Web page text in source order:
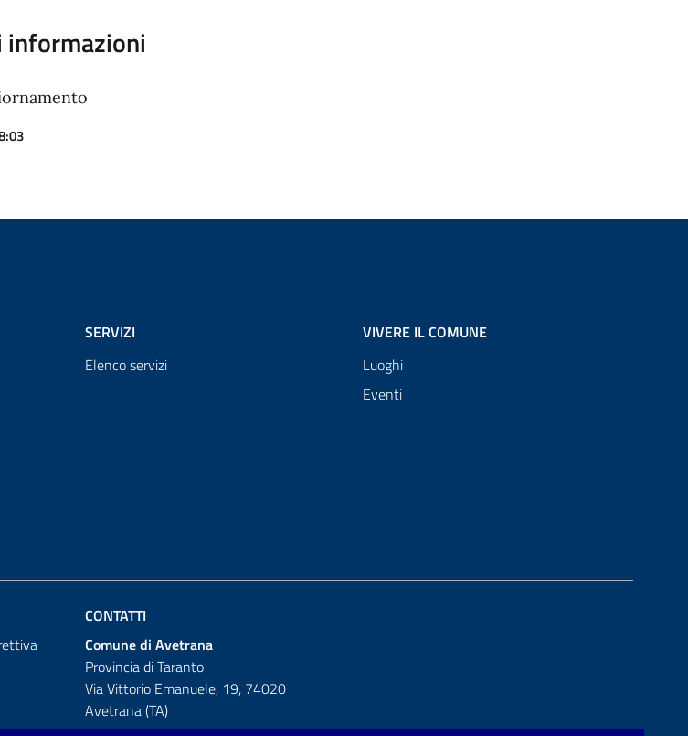
SERVIZI
Elenco servizi
VIVERE IL COMUNE
Luoghi
Eventi
CONTATTI
Comune di Avetrana
Provincia di Taranto
Via Vittorio Emanuele, 19, 74020
Avetrana (TA)